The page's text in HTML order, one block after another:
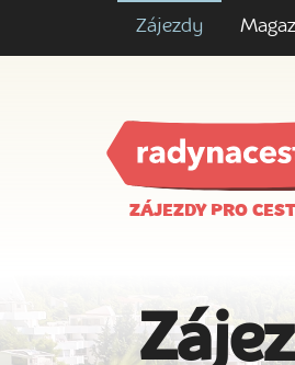
Zájezdy
ZÁJEZDY PRO